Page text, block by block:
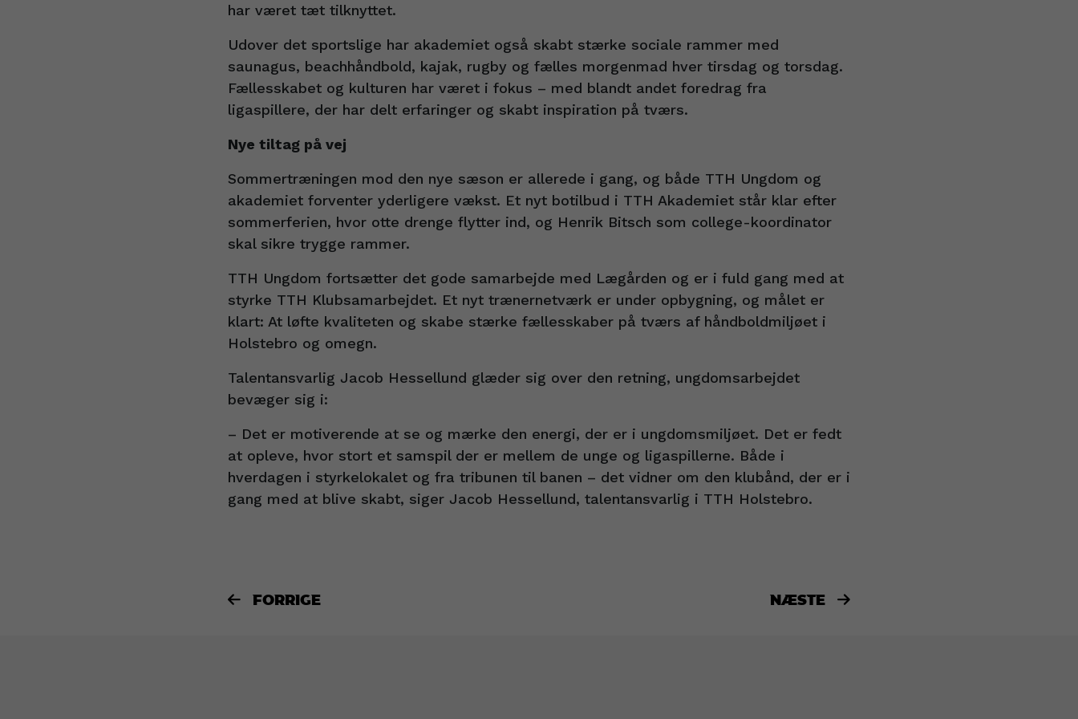
har været tæt tilknyttet.
Udover det sportslige har akademiet også skabt stærke sociale rammer med
saunagus, beachhåndbold, kajak, rugby og fælles morgenmad hver tirsdag og torsdag.
Fællesskabet og kulturen har været i fokus – med blandt andet foredrag fra
ligaspillere, der har delt erfaringer og skabt inspiration på tværs.
Nye tiltag på vej
Sommertræningen mod den nye sæson er allerede i gang, og både TTH Ungdom og
akademiet forventer yderligere vækst. Et nyt botilbud i TTH Akademiet står klar efter
sommerferien, hvor otte drenge flytter ind, og Henrik Bitsch som college-koordinator
skal sikre trygge rammer.
TTH Ungdom fortsætter det gode samarbejde med Lægården og er i fuld gang med at
styrke TTH Klubsamarbejdet. Et nyt trænernetværk er under opbygning, og målet er
klart: At løfte kvaliteten og skabe stærke fællesskaber på tværs af håndboldmiljøet i
Holstebro og omegn.
Talentansvarlig Jacob Hessellund glæder sig over den retning, ungdomsarbejdet
bevæger sig i:
– Det er motiverende at se og mærke den energi, der er i ungdomsmiljøet. Det er fedt
at opleve, hvor stort et samspil der er mellem de unge og ligaspillerne. Både i
hverdagen i styrkelokalet og fra tribunen til banen – det vidner om den klubånd, der er i
gang med at blive skabt, siger Jacob Hessellund, talentansvarlig i TTH Holstebro.
 FORRIGE NÆSTE 